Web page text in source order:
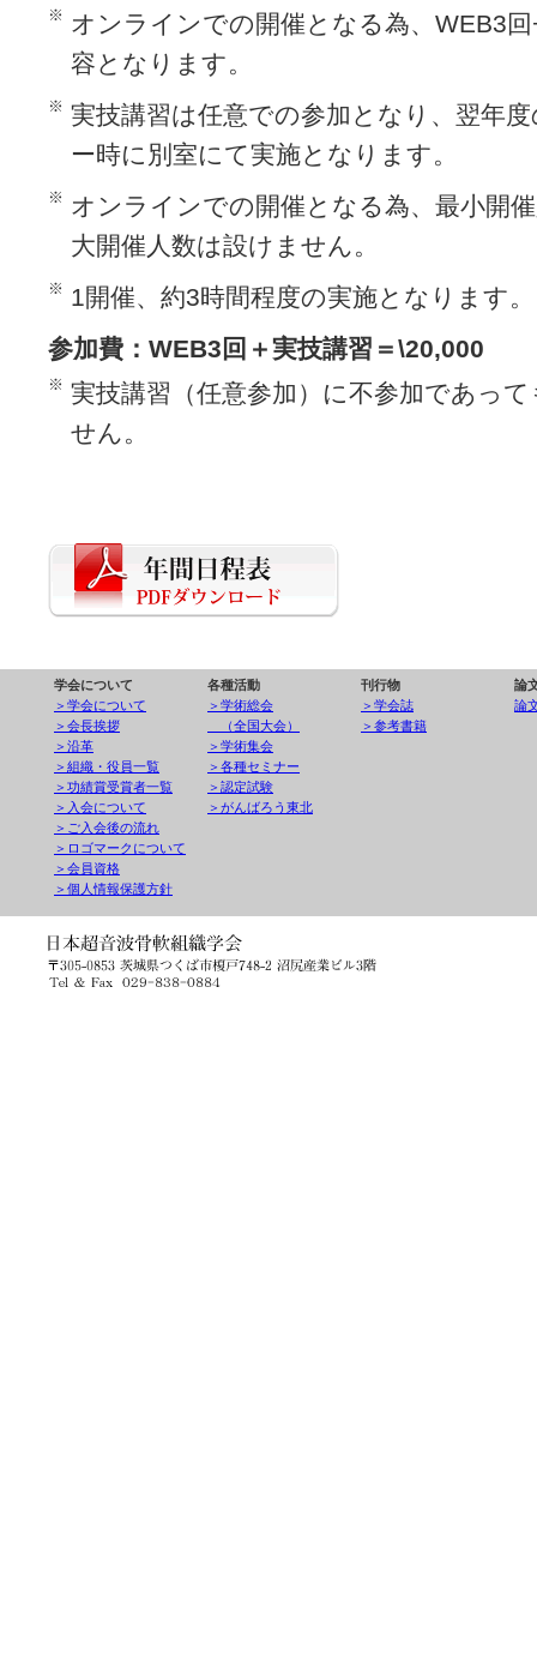
※ オンラインでの開催となる為、WEB3
容となります。
※ 実技講習は任意での参加となり、翌年
ー時に別室にて実施となります。
※ オンラインでの開催となる為、最小開
大開催人数は設けません。
※ 1開催、約3時間程度の実施となります。
参加費：WEB3回＋実技講習＝\20,000
※ 実技講習（任意参加）に不参加であっ
せん。
学会について
＞学会について
＞会長挨拶
＞沿革
＞組織・役員一覧
＞功績賞受賞者一覧
＞入会について
＞ご入会後の流れ
＞ロゴマークについて
＞会員資格
＞個人情報保護方針
各種活動
＞学術総会
（全国大会）
＞学術集会
＞各種セミナー
＞認定試験
＞がんばろう東北
刊行物
＞学会誌
＞参考書籍
論
論